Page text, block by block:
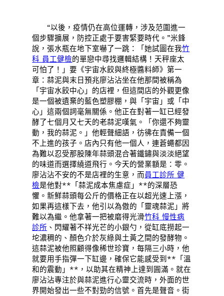
“以後，疫情仍在高位運轉，涉及范圍進一
個步驟擴展，防控正處于要害緊要時代。”米鋒
說，張水瓶在地下室嚇了一跳：「她試圖在我竹
科 員工健檢的單戀中尋找邏輯結構！天秤座太
可怕了！」要《宇宙水餃與終極醬料師》第一
章：蒜泥與末日預兆廖沾沾坐在他那間被稱為
「宇宙水餃中心」的店裡，但這間店的外觀更像
是一個被遺棄的藍色塑膠棚，與「宇宙」或「中
心」這兩個詞毫無關係。他正在對著一缸已經發
酵了七個月又七天的老蒜泥嘆氣。「你還不夠靈
動，我的蒜泥。」他輕聲細語，彷彿在責備一個
不上進的孩子。店內只有他一個人，連蒼蠅都因
為難以忍受那股陳年蒜頭混合著鐵鏽與淡淡絕望
的味道而選擇繞道飛行。今天的營業額是：零。
廖沾沾不安的不是店裡的生意，而 員工診所 健
檢是他對**「蒜泥成本焦慮症」**的深層恐
懼。新鮮蒜頭每公斤的價格正在以超光速上漲，
如果再這樣下去，他引以為傲的「靈魂蒜泥」將
難以為繼。他拿著一把被磨得光滑竹科 慢性病
診所 、閃耀著不祥光芒的小銀勺，從缸底撈起一
坨濃稠的、顏色介於灰綠與土黃之間的發酵物。
這蒜泥被他照顧得像稀世珍寶，每隔三小時，他
就要用手指彈一下缸邊，確保它能感受到**「溫
和的震動」**，以助其在精神上達到圓滿。就在
廖沾沾專注於與蒜泥進行心靈交流時，外面的世
界開始發出一些不對勁的信號。首先是聲音。街